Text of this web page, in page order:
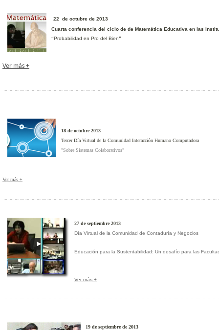
22 de octubre de 2013
Cuarta conferencia del ciclo de de Matemática Educativa en las
“Probabilidad en Pro del Bien”
Ver más +
18 de octubre 2013
Tercer Día Virtual de la Comunidad Interacción Humano Computadora
"Sobre Sistemas Colaborativos"
Ver más +
27 de septiembre 2013
Día Virtual de la Comunidad de Contaduría y Negocios
Educación para la Sustentabilidad: Un desafío para las
Ver más +
19 de septiembre de 2013